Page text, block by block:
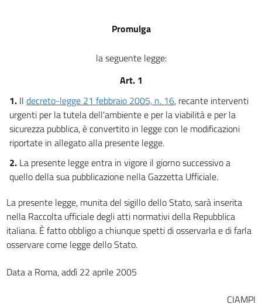
Promulga
la seguente legge:
Art. 1
1. Il decreto-legge 21 febbraio 2005, n. 16, recante interventi
urgenti per la tutela dell'ambiente e per la viabilità e per la
sicurezza pubblica, è convertito in legge con le modificazioni
riportate in allegato alla presente legge.
2. La presente legge entra in vigore il giorno successivo a
quello della sua pubblicazione nella Gazzetta Ufficiale.
La presente legge, munita del sigillo dello Stato, sarà inserita
nella Raccolta ufficiale degli atti normativi della Repubblica
italiana. È fatto obbligo a chiunque spetti di osservarla e di farla
osservare come legge dello Stato.
Data a Roma, addì 22 aprile 2005
CIAMPI